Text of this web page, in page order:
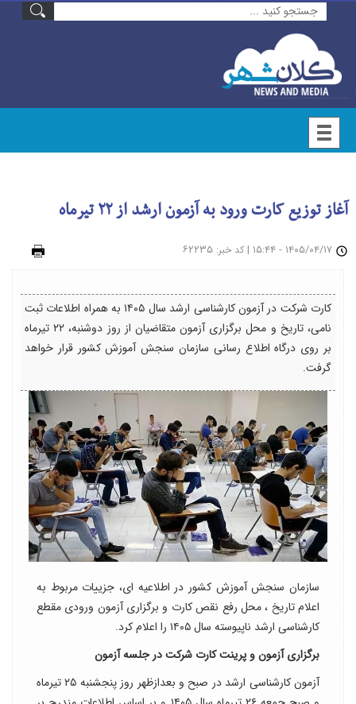
آغاز توزیع کارت ورود به آزمون ارشد از ۲۲ تیرماه
| کد خبر: ۶۲۲۳۵
کارت شرکت در آزمون کارشناسی ارشد سال ۱۴۰۵ به همراه اطلاعات ثبت
نامی، تاریخ و محل برگزاری آزمون متقاضیان از روز دوشنبه، ۲۲ تیرماه
بر روی درگاه اطلاع رسانی سازمان سنجش آموزش کشور قرار خواهد
گرفت.
سازمان سنجش آموزش کشور در اطلاعیه ای، جزییات مربوط به
اعلام تاریخ ، محل رفع نقص کارت و برگزاری آزمون ورودی مقطع
کارشناسی ارشد ناپیوسته سال ۱۴۰۵ را اعلام کرد.
برگزاری آزمون و پرینت کارت شرکت در جلسه آزمون
آزمون کارشناسی ارشد در صبح و بعدازظهر روز پنجشنبه ۲۵ تیرماه